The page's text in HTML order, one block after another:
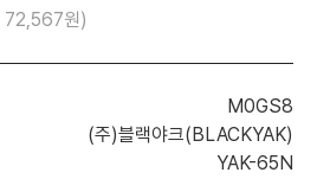
72,567원)
M0GS8
(주)블랙야크(BLACKYAK)
YAK-65N